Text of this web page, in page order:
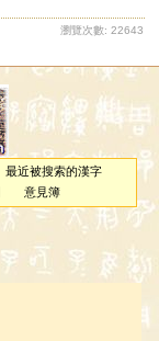
瀏覽次數: 22643
最近被搜索的漢字
意見簿